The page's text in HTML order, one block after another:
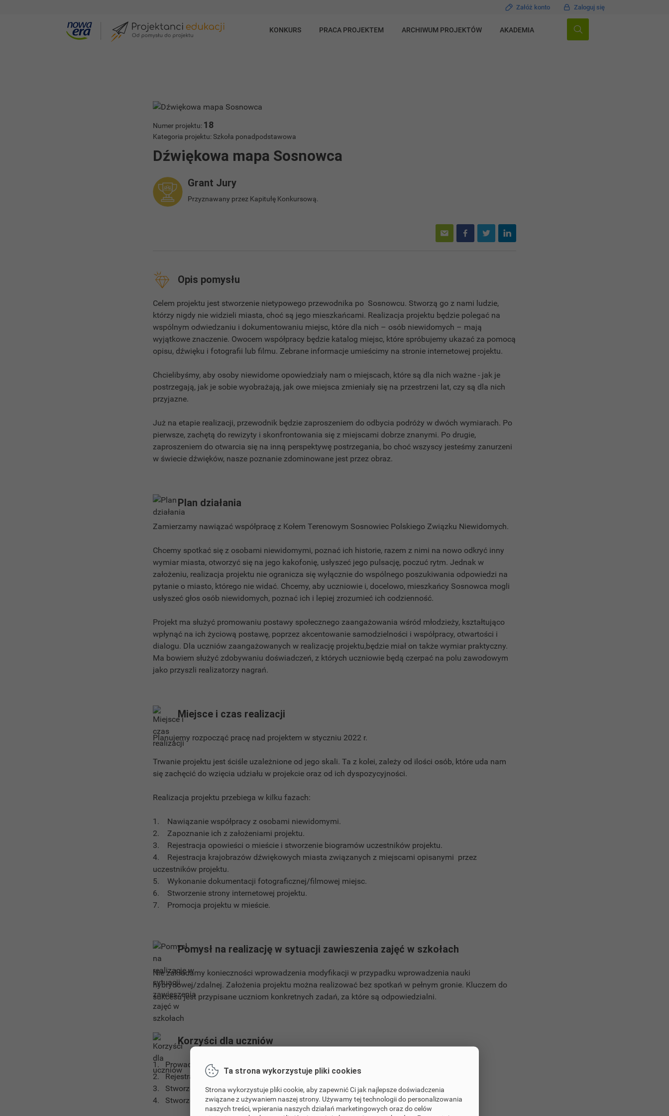
Załóż konto Zaloguj się
KONKURS PRACA PROJEKTEM ARCHIWUM PROJEKTÓW AKADEMIA
Numer projektu: 18
Kategoria projektu: Szkoła ponadpodstawowa
Dźwiękowa mapa Sosnowca
Grant Jury
Przyznawany przez Kapitułę Konkursową.
Opis pomysłu
Celem projektu jest stworzenie nietypowego przewodnika po Sosnowcu. Stworzą go z nami ludzie,
którzy nigdy nie widzieli miasta, choć są jego mieszkańcami. Realizacja projektu będzie polegać na
wspólnym odwiedzaniu i dokumentowaniu miejsc, które dla nich – osób niewidomych – mają
wyjątkowe znaczenie. Owocem współpracy będzie katalog miejsc, które spróbujemy ukazać za pomocą
opisu, dźwięku i fotografii lub filmu. Zebrane informacje umieścimy na stronie internetowej projektu.
Chcielibyśmy, aby osoby niewidome opowiedziały nam o miejscach, które są dla nich ważne - jak je
postrzegają, jak je sobie wyobrażają, jak owe miejsca zmieniały się na przestrzeni lat, czy są dla nich
przyjazne.
Już na etapie realizacji, przewodnik będzie zaproszeniem do odbycia podróży w dwóch wymiarach. Po
pierwsze, zachętą do rewizyty i skonfrontowania się z miejscami dobrze znanymi. Po drugie,
zaproszeniem do otwarcia się na inną perspektywę postrzegania, bo choć wszyscy jesteśmy zanurzeni
w świecie dźwięków, nasze poznanie zdominowane jest przez obraz.
Plan działania
Zamierzamy nawiązać współpracę z Kołem Terenowym Sosnowiec Polskiego Związku Niewidomych.
Chcemy spotkać się z osobami niewidomymi, poznać ich historie, razem z nimi na nowo odkryć inny
wymiar miasta, otworzyć się na jego kakofonię, usłyszeć jego pulsację, poczuć rytm. Jednak w
założeniu, realizacja projektu nie ogranicza się wyłącznie do wspólnego poszukiwania odpowiedzi na
pytanie o miasto, którego nie widać. Chcemy, aby uczniowie i, docelowo, mieszkańcy Sosnowca mogli
usłyszeć głos osób niewidomych, poznać ich i lepiej zrozumieć ich codzienność.
Projekt ma służyć promowaniu postawy społecznego zaangażowania wśród młodzieży, kształtująco
wpłynąć na ich życiową postawę, poprzez akcentowanie samodzielności i współpracy, otwartości i
dialogu. Dla uczniów zaangażowanych w realizację projektu,będzie miał on także wymiar praktyczny.
Ma bowiem służyć zdobywaniu doświadczeń, z których uczniowie będą czerpać na polu zawodowym
jako przyszli realizatorzy nagrań.
Miejsce i czas realizacji
Planujemy rozpocząć pracę nad projektem w styczniu 2022 r.
Trwanie projektu jest ściśle uzależnione od jego skali. Ta z kolei, zależy od ilości osób, które uda nam
się zachęcić do wzięcia udziału w projekcie oraz od ich dyspozycyjności.
Realizacja projektu przebiega w kilku fazach:
1. Nawiązanie współpracy z osobami niewidomymi.
2. Zapoznanie ich z założeniami projektu.
3. Rejestracja opowieści o mieście i stworzenie biogramów uczestników projektu.
4. Rejestracja krajobrazów dźwiękowych miasta związanych z miejscami opisanymi przez
uczestników projektu.
5. Wykonanie dokumentacji fotograficznej/filmowej miejsc.
6. Stworzenie strony internetowej projektu.
7. Promocja projektu w mieście.
Pomysł na realizację w sytuacji zawieszenia zajęć w szkołach
Nie zakładamy konieczności wprowadzenia modyfikacji w przypadku wprowadzenia nauki
hybrydowej/zdalnej. Założenia projektu można realizować bez spotkań w pełnym gronie. Kluczem do
sukcesu jest przypisane uczniom konkretnych zadań, za które są odpowiedzialni.
Korzyści dla uczniów
1. Prowadzenie rozmów z osobami niewidomymi
2. Rejestracja i montaż nagrań
3. Stworzenie dokumentacji projektu w postaci zdjęć i nagrań filmowych
4. Stworzenie strony internetowej
Ta strona wykorzystuje pliki cookies
Strona wykorzystuje pliki cookie, aby zapewnić Ci jak najlepsze doświadczenia
związane z używaniem naszej strony. Używamy tej technologii do personalizowania
naszych treści, wpierania naszych działań marketingowych oraz do celów